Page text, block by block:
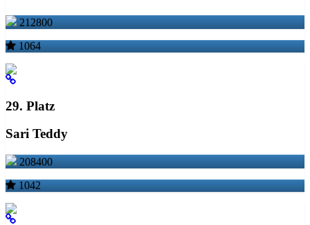
212800
1064
29. Platz
Sari Teddy
208400
1042